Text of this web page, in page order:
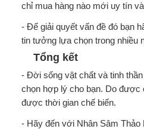
chỉ mua hàng nào mới uy tín
- Để giải quyết vấn đề đó bạn
tin tưởng lựa chọn trong nhiều
Tổng kết
- Đời sống vật chất và tinh
chọn hợp lý cho bạn. Do được
được thời gian chế biến.
- Hãy đến với Nhân Sâm